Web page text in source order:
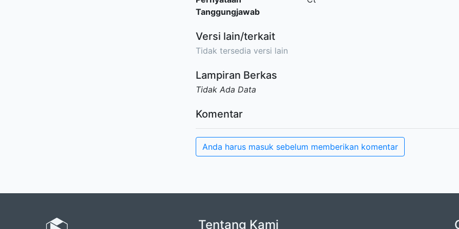
Tanggungjawab
Versi lain/terkait
Tidak tersedia versi lain
Lampiran Berkas
Tidak Ada Data
Komentar
Anda harus masuk sebelum memberikan komentar
Tentang Kami